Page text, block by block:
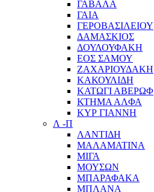
ΓΑΒΑΛΑ
ΓΑΙΑ
ΓΕΡΟΒΑΣΙΛΕΙΟΥ
ΔΑΜΑΣΚΙΟΣ
ΔΟΥΛΟΥΦΑΚΗ
ΕΟΣ ΣΑΜΟΥ
ΖΑΧΑΡΙΟΥΔΑΚΗ
ΚΑΚΟΥΛΙΔΗ
ΚΑΤΩΓΙ ΑΒΕΡΩΦ
ΚΤΗΜΑ ΑΛΦΑ
ΚΥΡ ΓΙΑΝΝΗ
Λ -Π
ΛΑΝΤΙΔΗ
ΜΑΛΑΜΑΤΙΝΑ
ΜΙΓΑ
ΜΟΥΣΩΝ
ΜΠΑΡΑΦΑΚΑ
ΜΠΛΑΝΑ